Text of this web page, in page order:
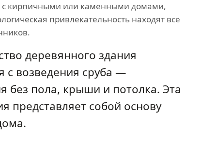
с кирпичными или каменными домами,
привлекательность находят все
деревянного здания
с возведения сруба —
без пола, крыши и потолка. Эта
представляет собой основу